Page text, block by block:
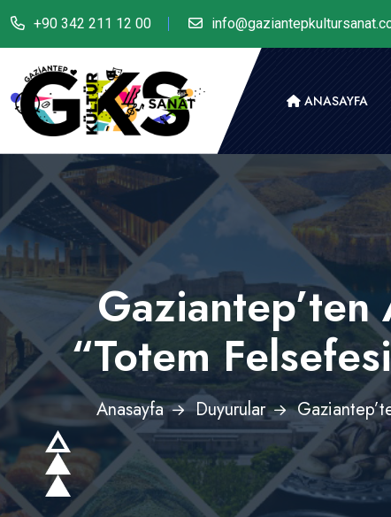
+90 342 211 12 00
ANASAYFA
Gaziantep’ten
“Totem
Anasayfa Duyurular